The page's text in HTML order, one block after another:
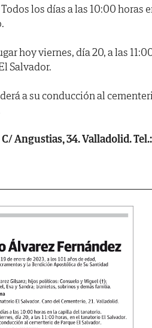
los días a las 10:00 horas
hoy viernes, día 20, a las
Salvador.
a su conducción al
Angustias, 34. Valladolid. Tel.: